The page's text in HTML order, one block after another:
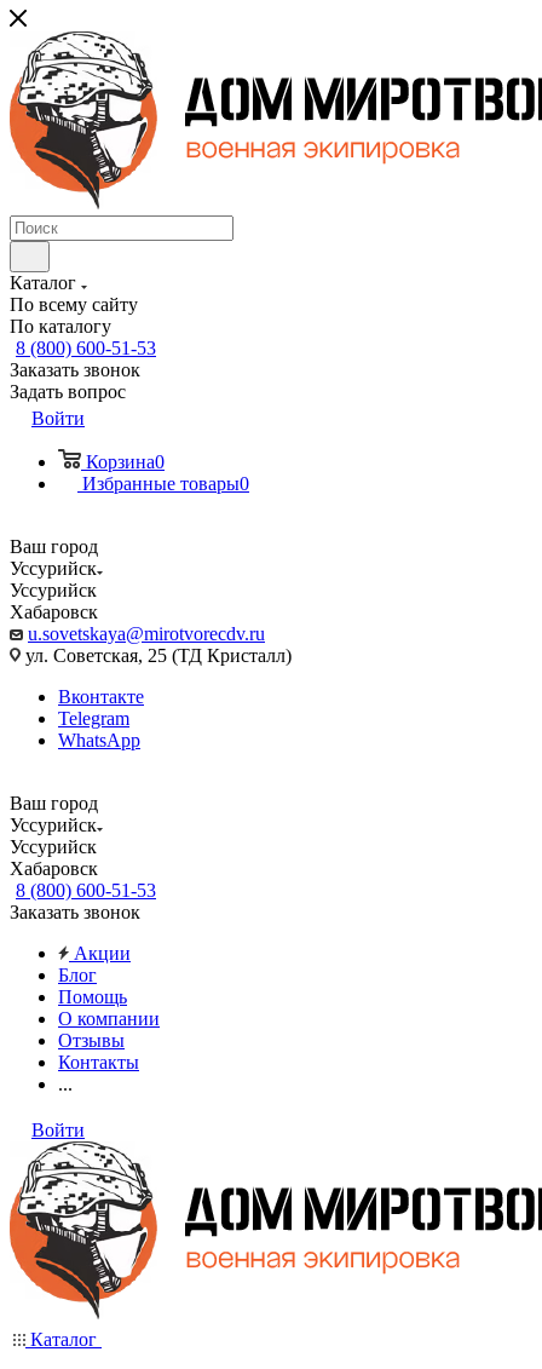
Каталог
По всему сайту
По каталогу
8 (800) 600-51-53
Заказать звонок
Задать вопрос
Войти
Корзина0
Избранные товары0
Ваш город
Уссурийск
Уссурийск
Хабаровск
u.sovetskaya@mirotvorecdv.ru
ул. Советская, 25 (ТД Кристалл)
Вконтакте
Telegram
WhatsApp
Ваш город
Уссурийск
Уссурийск
Хабаровск
8 (800) 600-51-53
Заказать звонок
Акции
Блог
Помощь
О компании
Отзывы
Контакты
...
Войти
Каталог